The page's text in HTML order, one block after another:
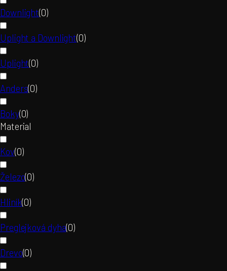
Downlight(0)
Uplight a Downlight(0)
Uplight(0)
Anders(0)
Boky(0)
Material
Kov(0)
Železo(0)
Hliník(0)
Preglejková dyha(0)
Drevo(0)